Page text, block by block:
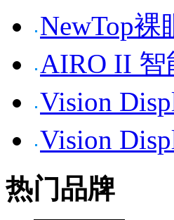
NewTop裸
AIRO II
Vision
Vision
热门品牌